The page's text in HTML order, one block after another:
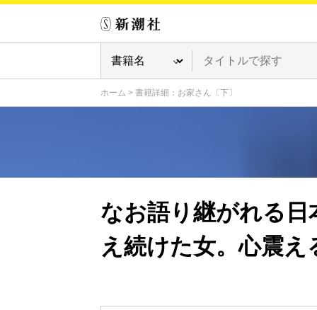
ホーム > 書籍詳細：お家さん〔下〕
なお語り継がれる
え続けた女。心震